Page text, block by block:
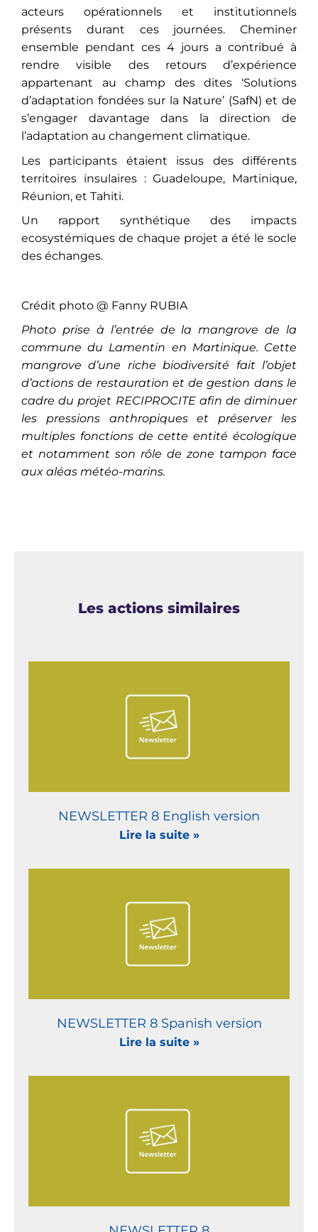
acteurs opérationnels et institutionnels
présents durant ces journées. Cheminer
ensemble pendant ces 4 jours a contribué à
rendre visible des retours d’expérience
appartenant au champ des dites ‘Solutions
d’adaptation fondées sur la Nature’ (SafN) et de
s’engager davantage dans la direction de
l’adaptation au changement climatique.
Les participants étaient issus des différents
territoires insulaires : Guadeloupe, Martinique,
Réunion, et Tahiti.
Un rapport synthétique des impacts
ecosystémiques de chaque projet a été le socle
des échanges.
Crédit photo @ Fanny RUBIA
Photo prise à l’entrée de la mangrove de la
commune du Lamentin en Martinique. Cette
mangrove d’une riche biodiversité fait l’objet
d’actions de restauration et de gestion dans le
cadre du projet RECIPROCITE afin de diminuer
les pressions anthropiques et préserver les
multiples fonctions de cette entité écologique
et notamment son rôle de zone tampon face
aux aléas météo-marins.
Les actions similaires
NEWSLETTER 8 English version
Lire la suite »
NEWSLETTER 8 Spanish version
Lire la suite »